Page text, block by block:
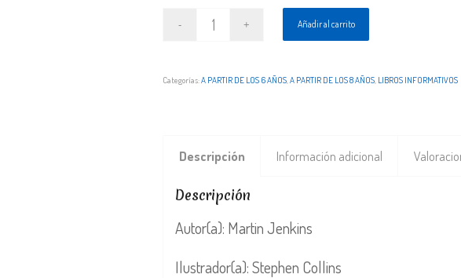
Añadir al carrito
Categorías:A PARTIR DE LOS 6 AÑOS ,A PARTIR DE LOS 8 AÑOS LIBROS INFORMATIVOS
Descripción Información adicional
Descripción
Autor(a): Martin Jenkins
Ilustrador(a): Stephen Collins